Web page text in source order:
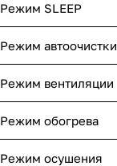
Режим SLEEP
Режим автоочистки
Режим вентиляции
Режим обогрева
Режим осушения